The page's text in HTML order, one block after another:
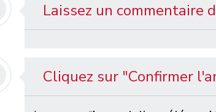
Laissez un commentaire
Cliquez sur "Confirmer